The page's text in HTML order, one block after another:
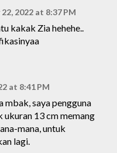
22, 2022 at 8:37 PM
kakak Zia hehehe..
at 8:41 PM
mbak, saya pengguna
ukuran 13 cm memang
mana, untuk
lagi.